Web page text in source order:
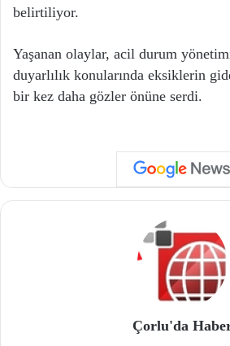
belirtiliyor.
Yaşanan olaylar, acil durum
duyarlılık konularında eksiklerin
bir kez daha gözler önüne serdi.
Çorlu'da